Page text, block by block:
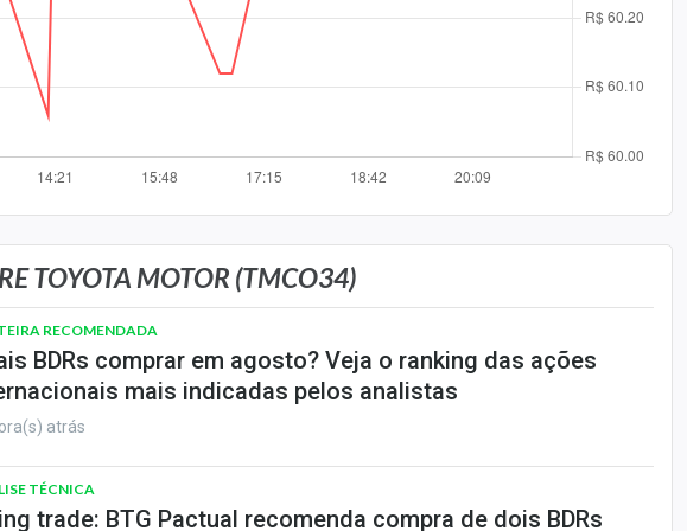
TOYOTA MOTOR (TMCO34)
RECOMENDADA
BDRs comprar em agosto? Veja o ranking das ações
mais indicadas pelos analistas
atrás
TÉCNICA
trade: BTG Pactual recomenda compra de dois BDRs